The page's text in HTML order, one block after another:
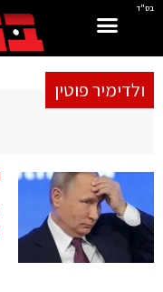
בס"ד
ולדימיר פוטין